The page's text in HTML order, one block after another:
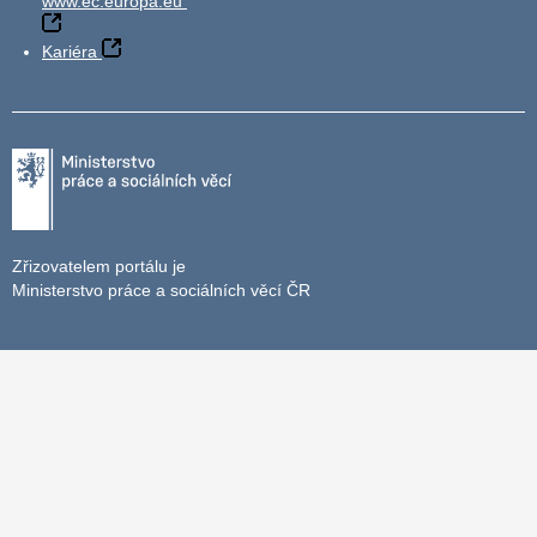
Kariéra
Zřizovatelem portálu je
Ministerstvo práce a sociálních věcí ČR